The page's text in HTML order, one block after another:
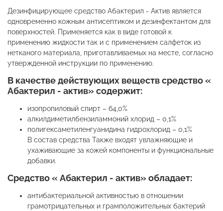
Дезинфицирующее средство Абактерил - Актив является
одновременно кожным антисептиком и дезинфектантом для
поверхностей. Применяется как в виде готовой к
применению жидкости так и с применением салфеток из
нетканого материала, приготавливаемых на месте, согласно
утвержденной инструкции по применению.
В качестве действующих веществ средство «
Абактерил - актив» содержит:
изопропиловый спирт – 64,0%
алкилдиметилбензиламмоний хлорид – 0,1%
полигексаметиленгуанидина гидрохлорид – 0,1%
В состав средства Также входят увлажняющие и
ухаживающие за кожей компоненты и функциональные
добавки.
Средство « Абактерил - актив» обладает:
антибактериальной активностью в отношении
грамотрицательных и грамположительных бактерий